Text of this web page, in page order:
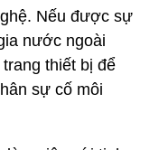
Trung tâm
Kiel, Cộng hòa
việc với Bộ Tài